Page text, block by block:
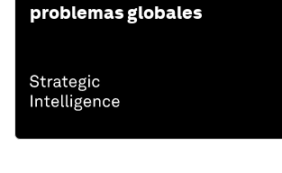
problemas globales